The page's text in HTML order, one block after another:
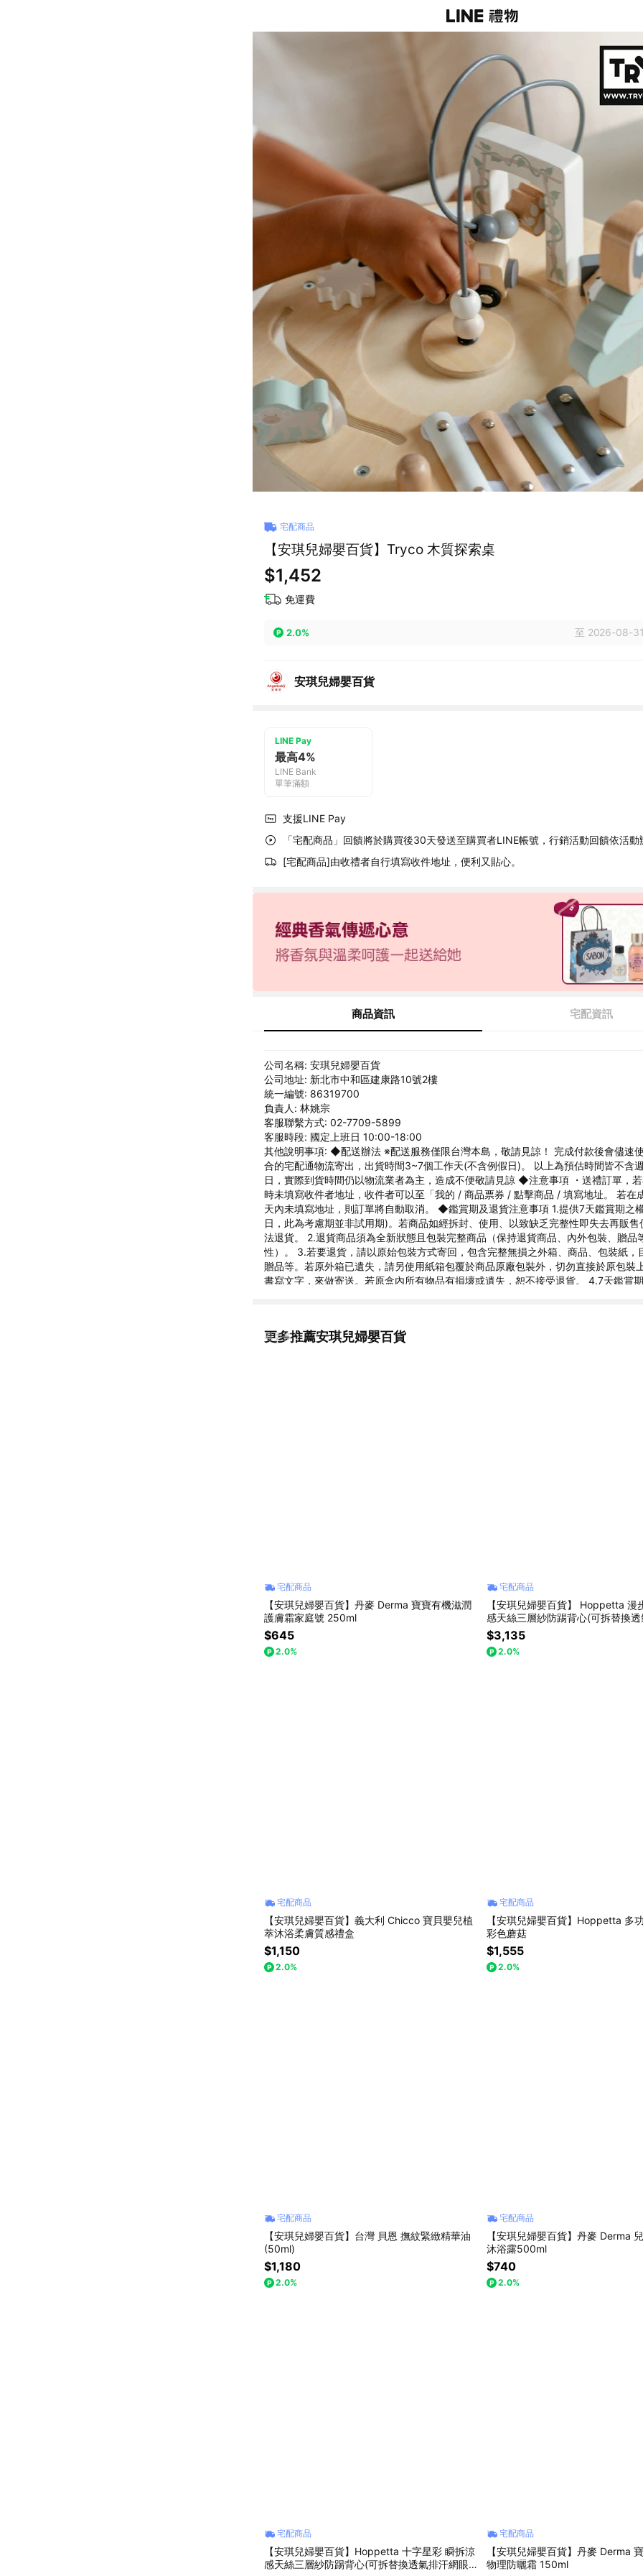
宅配商品
【安琪兒婦嬰百貨】Tryco 木質探索桌
$1,452
免運費
2.0% 至 2026-08-
安琪兒婦嬰百貨
LINE Pay
最高4%
LINE Bank
單筆滿額
支援LINE Pay
「宅配商品」回饋將於購買後30天發送至購買者LINE帳號，行銷活動回饋依活動
[宅配商品]由收禮者自行填寫收件地址，便利又貼心。
商品資訊 宅配資訊
公司名稱: 安琪兒婦嬰百貨
公司地址: 新北市中和區建康路10號2樓
統一編號: 86319700
負責人: 林姚宗
客服聯繫方式: 02-7709-5899
客服時段: 國定上班日 10:00-18:00
其他說明事項: ◆配送辦法 ※配送服務僅限台灣本島，敬請見諒！ 完成付款後會儘速
合的宅配通物流寄出，出貨時間3~7個工作天(不含例假日)。 以上為預估時間皆不含
日，實際到貨時間仍以物流業者為主，造成不便敬請見諒 ◆注意事項 ・送禮訂單，
時未填寫收件者地址，收件者可以至「我的 / 商品票券 / 點擊商品 / 填寫地址。 若在
天內未填寫地址，則訂單將自動取消。 ◆鑑賞期及退貨注意事項 1.提供7天鑑賞期之
日，此為考慮期並非試用期)。若商品如經拆封、使用、以致缺乏完整性即失去再販售
法退貨。 2.退貨商品須為全新狀態且包裝完整商品（保持退貨商品、內外包裝、贈品
性）。 3.若要退貨，請以原始包裝方式寄回，包含完整無損之外箱、商品、包裝紙，
贈品等。若原外箱已遺失，請另使用紙箱包覆於商品原廠包裝外，切勿直接於原包裝
書寫文字，來做寄送。若原盒內所有物品有損壞或遺失，恕不接受退貨。 4.7天鑑賞
中和區建康路10號2樓 統一編號 : 86319700 客服電話 : 02-7709-5899 Line官方客
更多推薦安琪兒婦嬰百貨
看更多
宅配商品
【安琪兒婦嬰百貨】丹麥 Derma 寶寶有機滋潤
護膚霜家庭號 250ml
$645
2.0%
宅配商品
【安琪兒婦嬰百貨】 Hoppetta 漫
感天絲三層紗防踢背心(可拆替換
布)-小童(2-7歲)
$3,135
2.0%
宅配商品
【安琪兒婦嬰百貨】義大利 Chicco 寶貝嬰兒植
萃沐浴柔膚質感禮盒
$1,150
2.0%
宅配商品
【安琪兒婦嬰百貨】Hoppetta 多
彩色蘑菇
$1,555
2.0%
宅配商品
【安琪兒婦嬰百貨】台灣 貝恩 撫紋緊緻精華油
(50ml)
$1,180
2.0%
宅配商品
【安琪兒婦嬰百貨】丹麥 Derma
沐浴露500ml
$740
2.0%
宅配商品
【安琪兒婦嬰百貨】Hoppetta 十字星彩 瞬拆涼
感天絲三層紗防踢背心(可拆替換透氣排汗網眼
宅配商品
【安琪兒婦嬰百貨】丹麥 Derma
物理防曬霜 150ml